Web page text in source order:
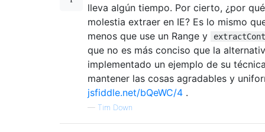
lleva algún tiempo. Por cierto, ¿por
molestia extraer en IE? Es lo mismo
menos que use un Range y
que no es más conciso que la
implementado un ejemplo de su
mantener las cosas agradables y
jsfiddle.net/bQeWC/4 .
— Tim Down